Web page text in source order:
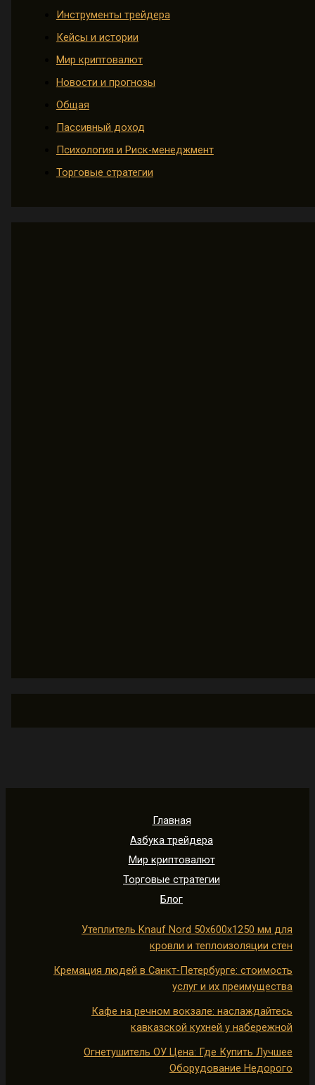
Инструменты трейдера
Кейсы и истории
Мир криптовалют
Новости и прогнозы
Общая
Пассивный доход
Психология и Риск-менеджмент
Торговые стратегии
Главная
Азбука трейдера
Мир криптовалют
Торговые стратегии
Блог
Утеплитель Knauf Nord 50х600х1250 мм для
кровли и теплоизоляции стен
Кремация людей в Санкт-Петербурге: стоимость
услуг и их преимущества
Кафе на речном вокзале: наслаждайтесь
кавказской кухней у набережной
Огнетушитель ОУ Цена: Где Купить Лучшее
Оборудование Недорого